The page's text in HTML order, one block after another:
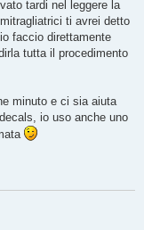
tardi nel leggere la
ti avrei detto
faccio direttamente
tutta il procedimento
minuto e ci sia aiuta
io uso anche uno